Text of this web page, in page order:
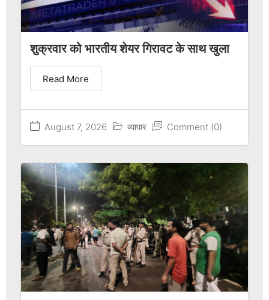
शुक्रवार को भारतीय शेयर गिरावट के साथ खुला
August 7, 2026 व्यापार Comment (0)
Read More